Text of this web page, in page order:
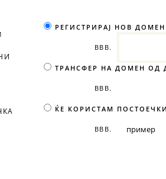
РЕГИСТРИРАЈ НОВ ДОМЕН
ВВВ.
ТРАНСФЕР НА ДОМЕН ОД
ВВВ.
ЌЕ КОРИСТАМ
ВВВ.